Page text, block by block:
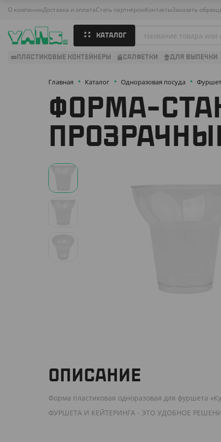
О компанииДоставка и оплатаСтать партнёромКонтактыЗаказать
КАТАЛОГ
ПЛАСТИКОВЫЕ КОНТЕЙНЕРЫ САЛФЕТКИ ДЛЯ ВЫПЕЧКИ
Главная Каталог Одноразовая посуда
ФОРМА-
ОПИСАНИЕ
Форма пластиковая одноразовая для фуршета
ФУРШЕТА И КЕЙТЕРИНГА - ЭТО УДОБНОЕ